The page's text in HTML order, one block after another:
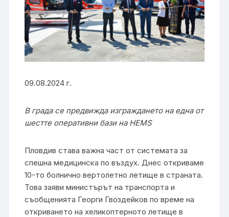
09.08.2024 г.
В града се предвижда изграждането на една от
шестте оперативни бази на HEMS
Пловдив става важна част от системата за
спешна медицинска по въздух. Днес откриваме
10-то болнично вертолетно летище в страната.
Това заяви министърът на транспорта и
съобщенията Георги Гвоздейков по време на
откриването на хеликоптерното летище в